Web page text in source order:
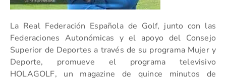
La Real Federación Española de Golf, junto con las
Federaciones Autonómicas y el apoyo del Consejo
Superior de Deportes a través de su programa Mujer y
Deporte, promueve el programa televisivo
HOLAGOLF, un magazine de quince minutos de